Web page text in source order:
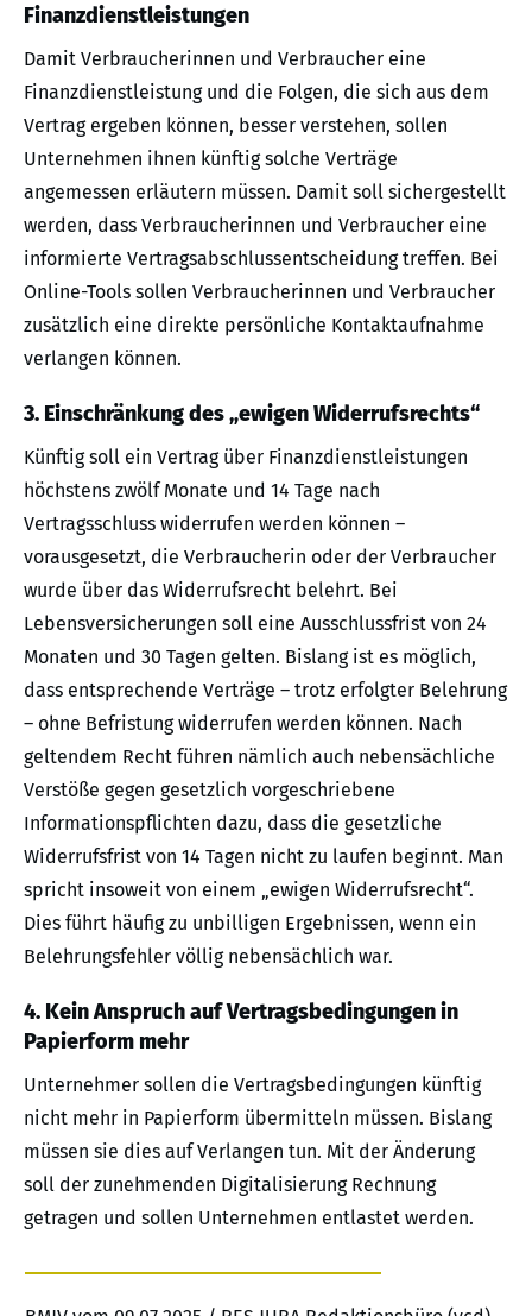
Finanzdienstleistungen
Damit Verbraucherinnen und Verbraucher eine
Finanzdienstleistung und die Folgen, die sich aus dem
Vertrag ergeben können, besser verstehen, sollen
Unternehmen ihnen künftig solche Verträge
angemessen erläutern müssen. Damit soll sichergestellt
werden, dass Verbraucherinnen und Verbraucher eine
informierte Vertragsabschlussentscheidung treffen. Bei
Online-Tools sollen Verbraucherinnen und Verbraucher
zusätzlich eine direkte persönliche Kontaktaufnahme
verlangen können.
3. Einschränkung des „ewigen Widerrufsrechts“
Künftig soll ein Vertrag über Finanzdienstleistungen
höchstens zwölf Monate und 14 Tage nach
Vertragsschluss widerrufen werden können –
vorausgesetzt, die Verbraucherin oder der Verbraucher
wurde über das Widerrufsrecht belehrt. Bei
Lebensversicherungen soll eine Ausschlussfrist von 24
Monaten und 30 Tagen gelten. Bislang ist es möglich,
dass entsprechende Verträge – trotz erfolgter Belehrung
– ohne Befristung widerrufen werden können. Nach
geltendem Recht führen nämlich auch nebensächliche
Verstöße gegen gesetzlich vorgeschriebene
Informationspflichten dazu, dass die gesetzliche
Widerrufsfrist von 14 Tagen nicht zu laufen beginnt. Man
spricht insoweit von einem „ewigen Widerrufsrecht“.
Dies führt häufig zu unbilligen Ergebnissen, wenn ein
Belehrungsfehler völlig nebensächlich war.
4. Kein Anspruch auf Vertragsbedingungen in
Papierform mehr
Unternehmer sollen die Vertragsbedingungen künftig
nicht mehr in Papierform übermitteln müssen. Bislang
müssen sie dies auf Verlangen tun. Mit der Änderung
soll der zunehmenden Digitalisierung Rechnung
getragen und sollen Unternehmen entlastet werden.